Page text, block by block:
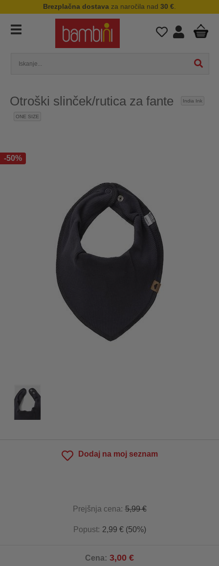
Brezplačna dostava za naročila nad 30 €
Otroški slinček/rutica za fante India Ink
ONE SIZE
-50%
Dodaj na moj seznam
Prejšnja cena: 5,99 €
Popust: 2,99 € (50%)
Cena: 3,00 €